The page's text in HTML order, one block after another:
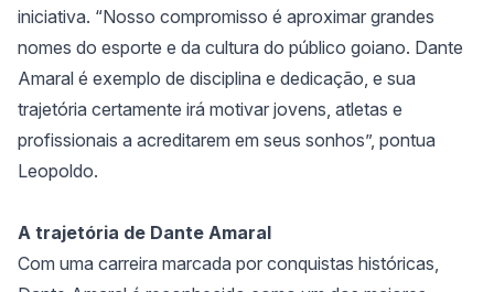
iniciativa. “Nosso compromisso é aproximar grandes
nomes do esporte e da cultura do público goiano. Dante
Amaral é exemplo de disciplina e dedicação, e sua
trajetória certamente irá motivar jovens, atletas e
profissionais a acreditarem em seus sonhos”, pontua
Leopoldo.
A trajetória de Dante Amaral
Com uma carreira marcada por conquistas históricas,